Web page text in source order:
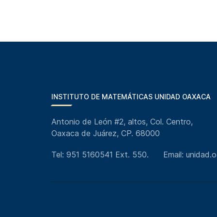
INSTITUTO DE MATEMÁTICAS UNIDAD OAXACA
Antonio de León #2, altos, Col. Centro,
Oaxaca de Juárez, CP. 68000
Tel: 951 5160541 Ext. 550. Email: